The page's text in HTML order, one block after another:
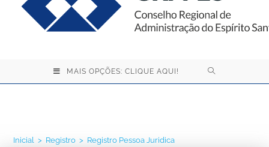
MAIS OPÇÕES: CLIQUE AQUI!
Inicial > Registro > Registro Pessoa Juridica